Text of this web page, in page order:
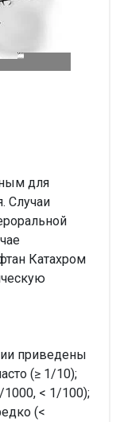
для
Случаи
Катахром
приведены
(≥ 1/10);
1000, < 1/100);
(<